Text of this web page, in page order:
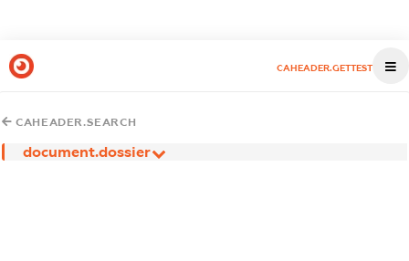
CAHEADER.GETTEST
CAHEADER.SEARCH
document.dossier